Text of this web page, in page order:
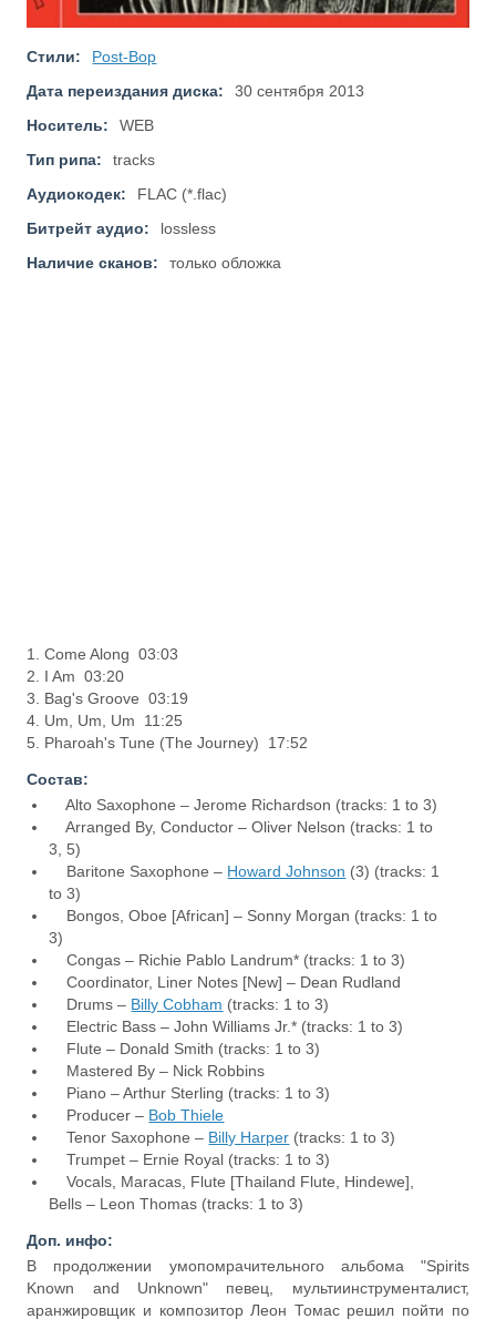
Стили:
Post-Bop
Дата переиздания диска:
30 сентября 2013
Носитель:
WEB
Тип рипа:
tracks
Аудиокодек:
FLAC (*.flac)
Битрейт аудио:
lossless
Наличие сканов:
только обложка
1. Come Along 03:03
2. I Am 03:20
3. Bag's Groove 03:19
4. Um, Um, Um 11:25
5. Pharoah's Tune (The Journey) 17:52
Состав:
Alto Saxophone – Jerome Richardson (tracks: 1 to 3)
Arranged By, Conductor – Oliver Nelson (tracks: 1 to
3, 5)
Baritone Saxophone – Howard Johnson (3) (tracks: 1
to 3)
Bongos, Oboe [African] – Sonny Morgan (tracks: 1 to
3)
Congas – Richie Pablo Landrum* (tracks: 1 to 3)
Coordinator, Liner Notes [New] – Dean Rudland
Drums – Billy Cobham (tracks: 1 to 3)
Electric Bass – John Williams Jr.* (tracks: 1 to 3)
Flute – Donald Smith (tracks: 1 to 3)
Mastered By – Nick Robbins
Piano – Arthur Sterling (tracks: 1 to 3)
Producer – Bob Thiele
Tenor Saxophone – Billy Harper (tracks: 1 to 3)
Trumpet – Ernie Royal (tracks: 1 to 3)
Vocals, Maracas, Flute [Thailand Flute, Hindewe],
Bells – Leon Thomas (tracks: 1 to 3)
Доп. инфо:
В продолжении умопомрачительного альбома "Spirits
Known and Unknown" певец, мультиинструменталист,
аранжировщик и композитор Леон Томас решил пойти по